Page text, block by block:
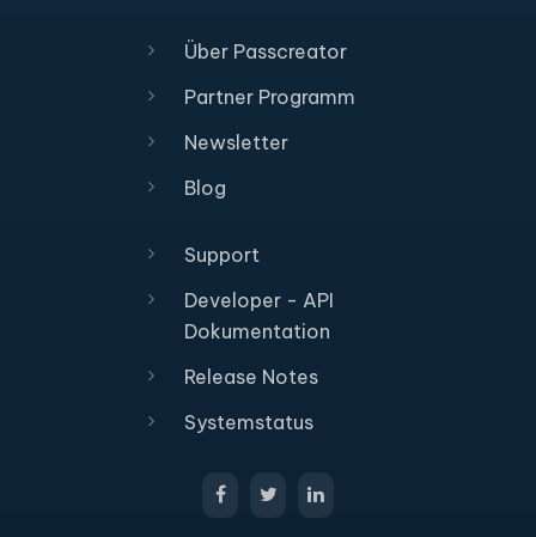
Über Passcreator
Partner Programm
Newsletter
Blog
Support
Developer - API
Dokumentation
Release Notes
Systemstatus